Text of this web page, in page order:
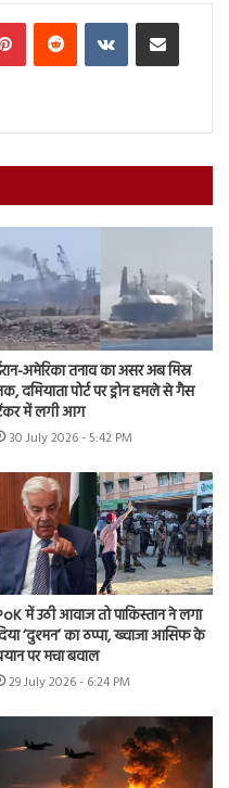
PinterestReddit VKontakteShare via Email
अमेरिका तनाव का असर अब मिस्र
दमियाता पोर्ट पर ड्रोन हमले से गैस
में लगी आग
30 July 2026 - 5:42 PM
में उठी आवाज तो पाकिस्तान ने लगा
‘दुश्मन’ का ठप्पा, ख्वाजा आसिफ के
पर मचा बवाल
29 July 2026 - 6:24 PM